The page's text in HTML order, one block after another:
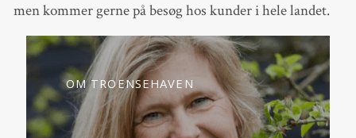
men kommer gerne på besøg hos kunder i hele landet.
OM TROENSEHAVEN